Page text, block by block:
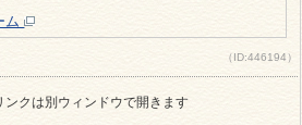
ム
（ID:446194）
ンクは別ウィンドウで開きます